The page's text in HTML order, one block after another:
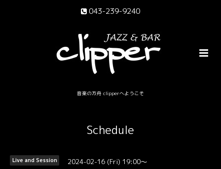
043-239-9240
音楽の方舟 clipperへようこそ
Schedule
Live and Session 2024-02-16 (Fri) 19:00～